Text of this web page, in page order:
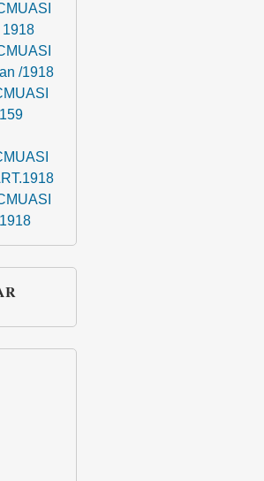
1918
/1918